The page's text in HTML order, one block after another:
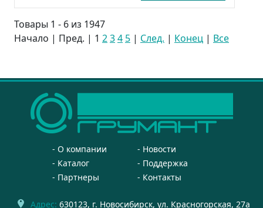
Товары 1 - 6 из 1947
Начало | Пред. | 1 234 5 | След. | Конец | Все
О компании
Новости
Каталог
Поддержка
Партнеры
Контакты
Адрес: 630123, г. Новосибирск, ул. Красногорская, 27а